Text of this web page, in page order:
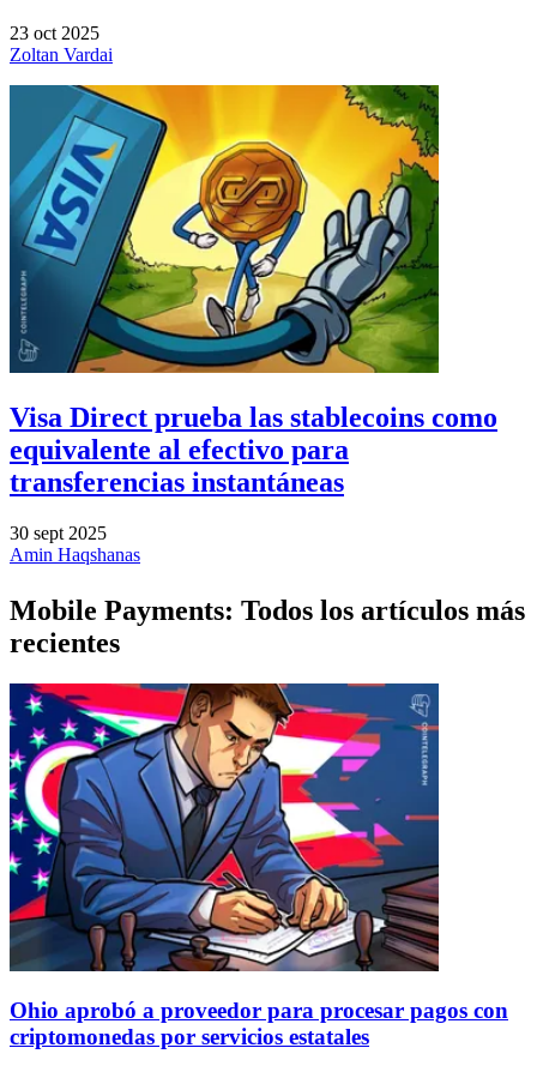
23 oct 2025
Zoltan Vardai
Visa Direct prueba las stablecoins como
equivalente al efectivo para
transferencias instantáneas
30 sept 2025
Amin Haqshanas
Mobile Payments: Todos los artículos más
recientes
Ohio aprobó a proveedor para procesar pagos con
criptomonedas por servicios estatales